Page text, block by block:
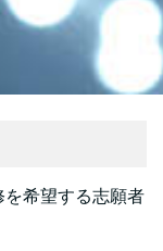
希望する志願者